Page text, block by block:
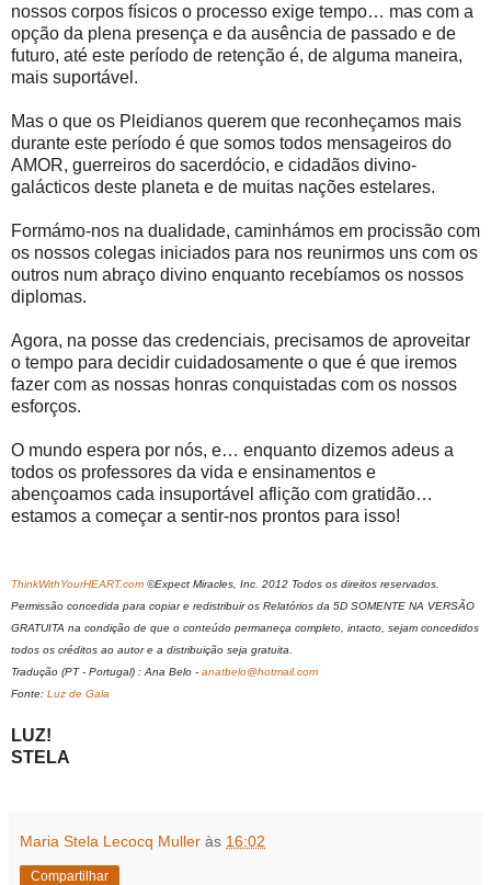
nossos corpos físicos o processo exige tempo… mas com a
opção da plena presença e da ausência de passado e de
futuro, até este período de retenção é, de alguma maneira,
mais suportável.
Mas o que os Pleidianos querem que reconheçamos mais
durante este período é que somos todos mensageiros do
AMOR, guerreiros do sacerdócio, e cidadãos divino-
galácticos deste planeta e de muitas nações estelares.
Formámo-nos na dualidade, caminhámos em procissão com
os nossos colegas iniciados para nos reunirmos uns com os
outros num abraço divino enquanto recebíamos os nossos
diplomas.
Agora, na posse das credenciais, precisamos de aproveitar
o tempo para decidir cuidadosamente o que é que iremos
fazer com as nossas honras conquistadas com os nossos
esforços.
O mundo espera por nós, e… enquanto dizemos adeus a
todos os professores da vida e ensinamentos e
abençoamos cada insuportável aflição com gratidão…
estamos a começar a sentir-nos prontos para isso!
ThinkWithYourHEART.com ©Expect Miracles, Inc. 2012 Todos os direitos reservados.
Permissão concedida para copiar e redistribuir os Relatórios da 5D SOMENTE NA VERSÃO
GRATUITA na condição de que o conteúdo permaneça completo, intacto, sejam concedidos
todos os créditos ao autor e a distribuição seja gratuita.
Tradução (PT - Portugal) : Ana Belo - anatbelo@hotmail.com
Fonte: Luz de Gaia
LUZ!
STELA
Maria Stela Lecocq Muller às 16:02
Compartilhar